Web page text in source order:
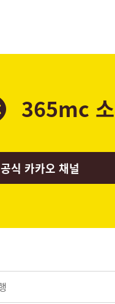
365mc 소
공식 카카오 채널